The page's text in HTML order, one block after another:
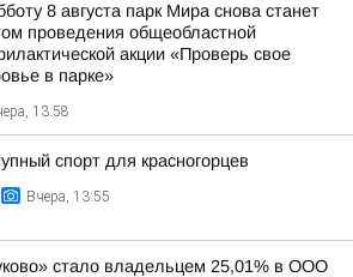
8 августа парк Мира снова станет
проведения общеобластной
акции «Проверь свое
в парке»
13:58
спорт для красногорцев
Вчера, 13:55
стало владельцем 25,01% в ООО